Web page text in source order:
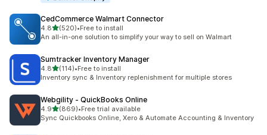
CedCommerce Walmart Connector
4.8เต็ม 5 ดาว
(520)
ทั้งหมด 520 รีวิว
•Free to install
An all-in-one solution to simplify your way to sell on Walmart
Sumtracker Inventory Manager
4.8เต็ม 5 ดาว
(114)
ทั้งหมด 114 รีวิว
•Free to install
Inventory sync & Inventory replenishment for multiple stores
Webgility ‑ QuickBooks Online
4.9เต็ม 5 ดาว
(869)
ทั้งหมด 869 รีวิว
•Free trial available
Sync Quickbooks Online, Xero & Automate Accounting & Inventory